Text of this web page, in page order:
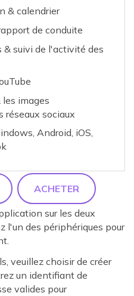
& calendrier
de conduite
& suivi de l'activité des
images
réseaux sociaux
Android, iOS,
ACHETER
sur les deux
l'un des périphériques pour
veuillez choisir de créer
un identifiant de
valides pour